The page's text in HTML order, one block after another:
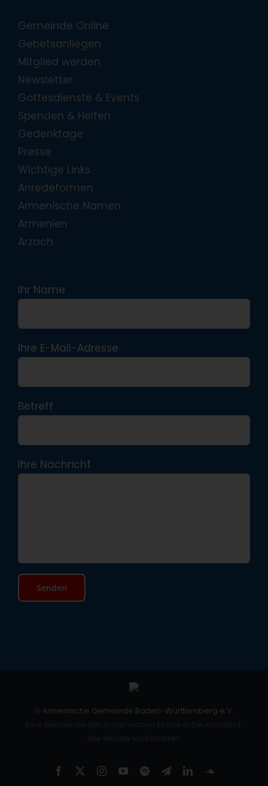
Gemeinde Online
Gebetsanliegen
Mitglied werden
Newsletter
Gottesdienste & Events
Spenden & Helfen
Gedenktage
Presse
Wichtige Links
Anredeformen
Armenische Namen
Armenien
Arzach
Ihr Name
Ihre E-Mail-Adresse
Betreff
Ihre Nachricht
Armenische Gemeinde Baden-Württemberg e.V.
Facebook InstagramYouTube
SpotifyTelegramLinkedInSoundCloud